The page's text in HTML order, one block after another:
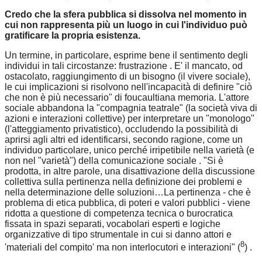
Credo che la sfera pubblica si dissolva nel momento in
cui non rappresenta più un luogo in cui l'individuo può
gratificare la propria esistenza.
Un termine, in particolare, esprime bene il sentimento degli
individui in tali circostanze: frustrazione . E' il mancato, od
ostacolato, raggiungimento di un bisogno (il vivere sociale),
le cui implicazioni si risolvono nell'incapacità di definire "ciò
che non è più necessario" di foucaultiana memoria. L'attore
sociale abbandona la "compagnia teatrale" (la società viva di
azioni e interazioni collettive) per interpretare un "monologo"
(l'atteggiamento privatistico), occludendo la possibilità di
aprirsi agli altri ed identificarsi, secondo ragione, come un
individuo particolare, unico perché irripetibile nella varietà (e
non nel "varietà") della comunicazione sociale . "Si è
prodotta, in altre parole, una disattivazione della discussione
collettiva sulla pertinenza nella definizione dei problemi e
nella determinazione delle soluzioni…La pertinenza - che è
problema di etica pubblica, di poteri e valori pubblici - viene
ridotta a questione di competenza tecnica o burocratica
fissata in spazi separati, vocabolari esperti e logiche
organizzative di tipo strumentale in cui si danno attori e
'materiali del compito' ma non interlocutori e interazioni" (8) .